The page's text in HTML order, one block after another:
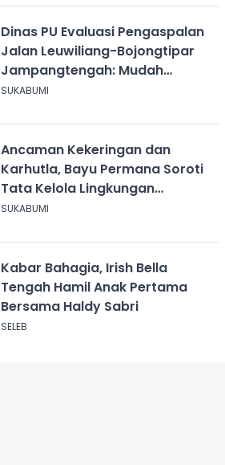
Dinas PU Evaluasi Pengaspalan
Jalan Leuwiliang-Bojongtipar
Jampangtengah: Mudah
Mengelupas
SUKABUMI
Ancaman Kekeringan dan
Karhutla, Bayu Permana Soroti
Tata Kelola Lingkungan
Sukabumi
SUKABUMI
Kabar Bahagia, Irish Bella
Tengah Hamil Anak Pertama
Bersama Haldy Sabri
SELEB